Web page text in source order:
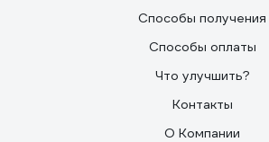
Способы получения
Способы оплаты
Что улучшить?
Контакты
О Компании